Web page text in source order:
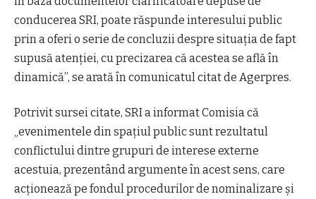
conducerea SRI, poate răspunde interesului public
prin a oferi o serie de concluzii despre situația de fapt
supusă atenției, cu precizarea că acestea se află în
dinamică”, se arată în comunicatul citat de Agerpres.
Potrivit sursei citate, SRI a informat Comisia că
„evenimentele din spațiul public sunt rezultatul
conflictului dintre grupuri de interese externe
acestuia, prezentând argumente în acest sens, care
acționează pe fondul procedurilor de nominalizare și